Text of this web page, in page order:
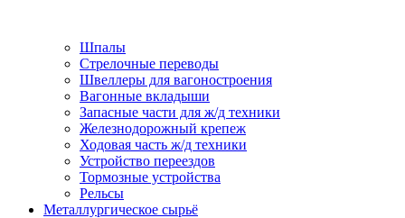
Шпалы
Стрелочные переводы
Швеллеры для вагоностроения
Вагонные вкладыши
Запасные части для ж/д техники
Железнодорожный крепеж
Ходовая часть ж/д техники
Устройство переездов
Тормозные устройства
Рельсы
Металлургическое сырьё